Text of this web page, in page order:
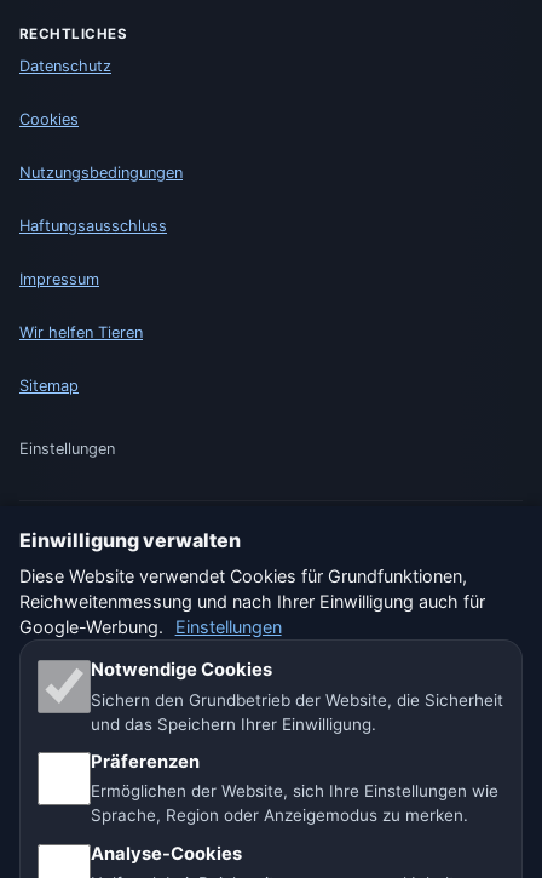
RECHTLICHES
Datenschutz
Cookies
Nutzungsbedingungen
Haftungsausschluss
Impressum
Wir helfen Tieren
Sitemap
Einstellungen
🇩🇪 Wetter Deutschland
🇨🇭 Wetter Schweiz
Unsere Wetterseiten:
🇨🇿 Tschechien 🇭🇷 Kroatien 🇧🇬 Bulgarien
🇩🇪🇦🇹🇨🇭 Deutschland / Österreich / Schweiz
🌎 Lateinamerika und Spanien 🇮🇳 Süd- und Südostasien
🌍 Internationales Wetternetzwerk
Einwilligung verwalten
Diese Website verwendet Cookies für Grundfunktionen,
Reichweitenmessung und nach Ihrer Einwilligung auch für
Google-Werbung.
Einstellungen
Notwendige Cookies
Sichern den Grundbetrieb der Website, die Sicherheit
und das Speichern Ihrer Einwilligung.
Präferenzen
Ermöglichen der Website, sich Ihre Einstellungen wie
Sprache, Region oder Anzeigemodus zu merken.
Analyse-Cookies